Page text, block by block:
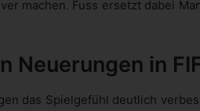
machen. Fuss ersetzt dabei
Neuerungen in
das Spielgefühl deutlich